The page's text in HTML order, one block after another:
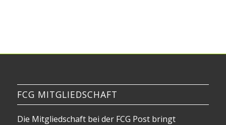
FCG MITGLIEDSCHAFT
Die Mitgliedschaft bei der FCG Post bringt